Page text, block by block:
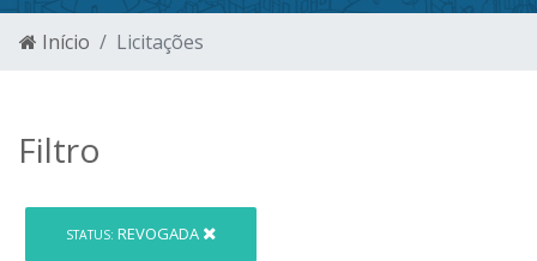
Início Licitações
Filtro
STATUS: REVOGADA